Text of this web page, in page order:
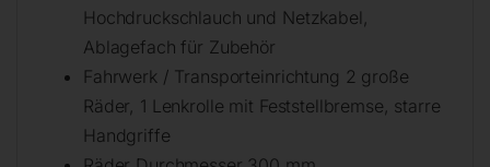
Hochdruckschlauch und Netzkabel,
Ablagefach für Zubehör
Fahrwerk / Transporteinrichtung 2 große
Räder, 1 Lenkrolle mit Feststellbremse, starre
Handgriffe